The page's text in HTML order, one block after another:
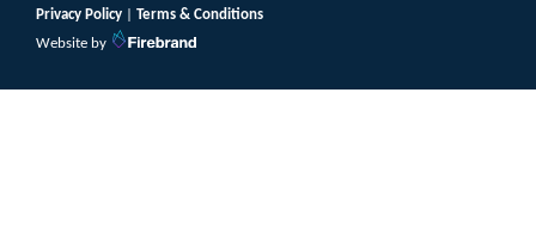
Privacy Policy
Terms & Conditions
Website by